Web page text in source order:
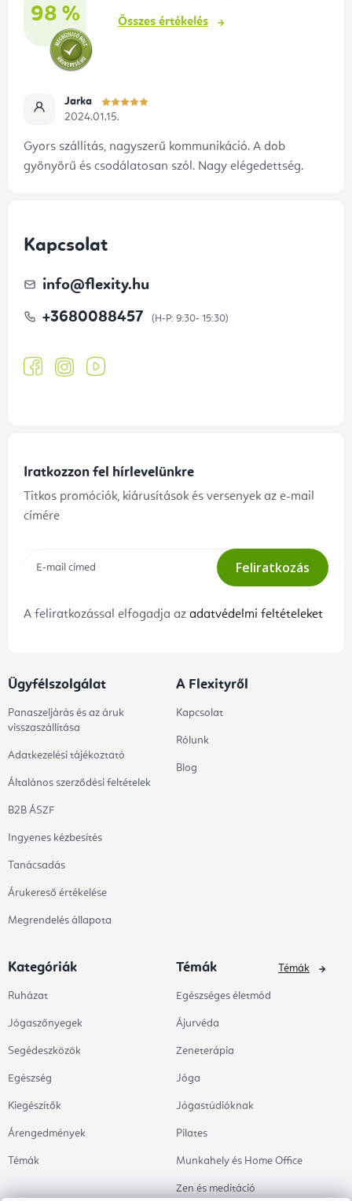
98 % Összes értékelés
Jarka
2024.01.15.
Gyors szállítás, nagyszerű kommunikáció. A dob
gyönyörű és csodálatosan szól. Nagy elégedettség.
Kapcsolat
info@flexity.hu
+3680088457
Iratkozzon fel hírlevelünkre
Titkos promóciók, kiárusítások és versenyek az e-mail
címére
Feliratkozás
A feliratkozással elfogadja az adatvédelmi feltételeket
Ügyfélszolgálat
Panaszeljárás és az áruk
visszaszállítása
Adatkezelési tájékoztató
Általános szerződési feltételek
B2B ÁSZF
Ingyenes kézbesítés
Tanácsadás
Árukereső értékelése
Megrendelés állapota
A Flexityről
Kapcsolat
Rólunk
Blog
Kategóriák
Ruházat
Jógaszőnyegek
Segédeszközök
Egészség
Kiegészítők
Árengedmények
Témák
Témák
Egészséges életmód
Ájurvéda
Zeneterápia
Jóga
Jógastúdióknak
Pilates
Munkahely és Home Office
Zen és meditáció
Témák